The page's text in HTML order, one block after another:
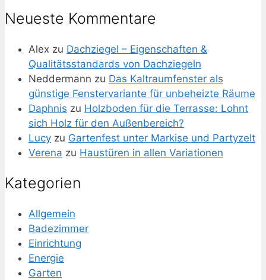
Neueste Kommentare
Alex zu Dachziegel – Eigenschaften &
Qualitätsstandards von Dachziegeln
Neddermann zu Das Kaltraumfenster als
günstige Fenstervariante für unbeheizte Räume
Daphnis zu Holzboden für die Terrasse: Lohnt
sich Holz für den Außenbereich?
Lucy zu Gartenfest unter Markise und Partyzelt
Verena zu Haustüren in allen Variationen
Kategorien
Allgemein
Badezimmer
Einrichtung
Energie
Garten